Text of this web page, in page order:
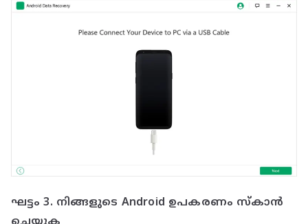
ഘട്ടം 3. നിങ്ങളുടെ Android ഉപകരണം സ്കാൻ